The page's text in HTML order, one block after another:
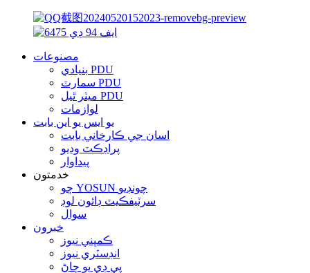
مصنوعات
بنيادي PDU
سمارٽ PDU
ميٽر ٿيل PDU
لوازمات
يو ايس يو اين بابت
اسان جي ڪارخاني بابت
پراڊڪٽ وڊيو
پيداوار
خدمتون
ڇو YOSUN چونڊيو
سرٽيفڪيٽ ڊائون لوڊ
سوال
خبرون
ڪمپني نيوز
انڊسٽري نيوز
پي ڊي يو ڄاڻ